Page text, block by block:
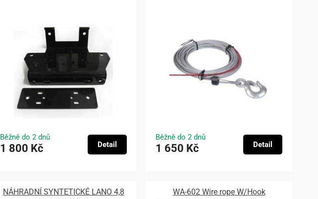
Běžně do 2 dnů
1 800 Kč Detail
Běžně do 2 dnů
1 650 Kč Detail
NÁHRADNÍ SYNTETICKÉ LANO 4,8
WA-602 Wire rope W/Hook